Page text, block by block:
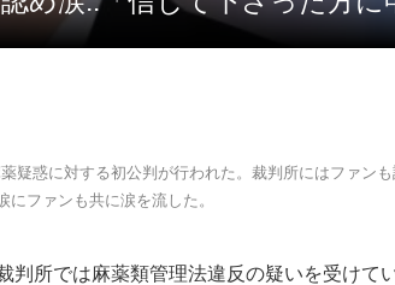
疑惑に対する初公判が行われた。裁判所にはファンも
ファンも共に涙を流した。
判所では麻薬類管理法違反の疑いを受けて